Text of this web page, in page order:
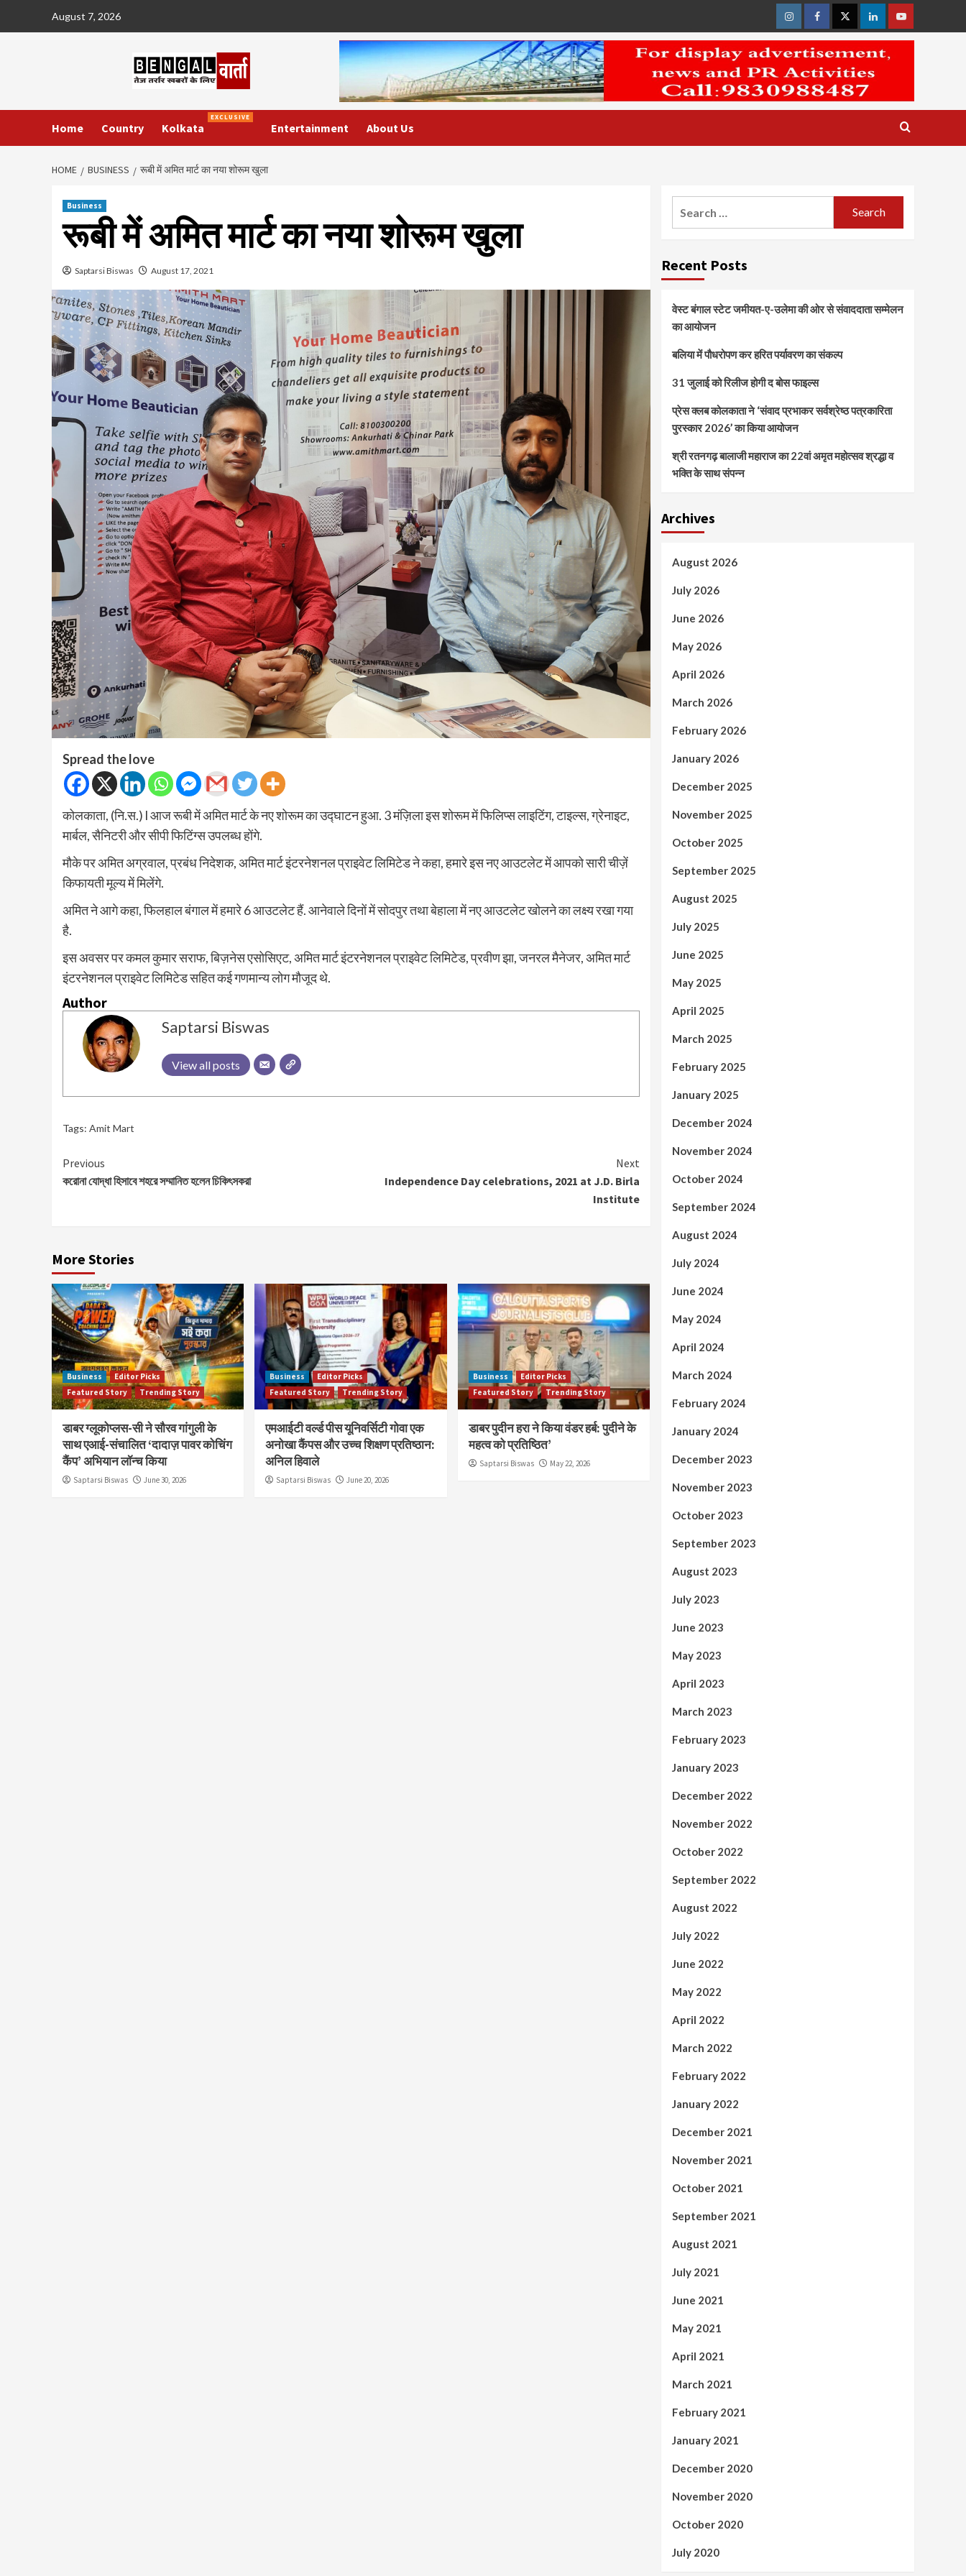
August 7, 2026
InstagramFacebookTwitterLinkedinYoutube
Home Country Kolkata
EXCLUSIVE
Entertainment About Us
HOME BUSINESS रूबी में अमित मार्ट का नया शोरूम खुला
Business
रूबी में अमित मार्ट का नया शोरूम खुला
Saptarsi Biswas August 17, 2021
Spread the love
कोलकाता, (नि.स.) l आज रूबी में अमित मार्ट के नए शोरूम का उद्घाटन हुआ. 3 मंज़िला इस शोरूम में फिलिप्स लाइटिंग, टाइल्स, ग्रेनाइट,
मार्बल, सैनिटरी और सीपी फिटिंग्स उपलब्ध होंगे.
मौके पर अमित अग्रवाल, प्रबंध निदेशक, अमित मार्ट इंटरनेशनल प्राइवेट लिमिटेड ने कहा, हमारे इस नए आउटलेट में आपको सारी चीज़ें
किफायती मूल्य में मिलेंगे.
अमित ने आगे कहा, फिलहाल बंगाल में हमारे 6 आउटलेट हैं. आनेवाले दिनों में सोदपुर तथा बेहाला में नए आउटलेट खोलने का लक्ष्य रखा गया
है.
इस अवसर पर कमल कुमार सराफ, बिज़नेस एसोसिएट, अमित मार्ट इंटरनेशनल प्राइवेट लिमिटेड, प्रवीण झा, जनरल मैनेजर, अमित मार्ट
इंटरनेशनल प्राइवेट लिमिटेड सहित कई गणमान्य लोग मौजूद थे.
Author
Saptarsi Biswas
View all posts
Tags: Amit Mart
Continue
Reading
Previous
করোনা যোদ্ধা হিসাবে শহরে সম্মানিত হলেন চিকিৎসকরা
Next
Independence Day celebrations, 2021 at J.D. Birla
Institute
More Stories
Business
Editor Picks
Featured Story
Trending Story
डाबर ग्लूकोप्लस-सी ने सौरव गांगुली के
साथ एआई-संचालित ‘दादाज़ पावर कोचिंग
कैंप’ अभियान लॉन्च किया
Saptarsi Biswas June 30, 2026
Business
Editor Picks
Featured Story
Trending Story
एमआईटी वर्ल्ड पीस यूनिवर्सिटी गोवा एक
अनोखा कैंपस और उच्च शिक्षण प्रतिष्ठान:
अनिल हिवाले
Saptarsi Biswas June 20, 2026
Business
Editor Picks
Featured Story
Trending Story
डाबर पुदीन हरा ने किया वंडर हर्ब: पुदीने के
महत्व को प्रतिष्ठित’
Saptarsi Biswas May 22, 2026
Recent Posts
वेस्ट बंगाल स्टेट जमीयत-ए-उलेमा की ओर से संवाददाता सम्मेलन
का आयोजन
बलिया में पौधरोपण कर हरित पर्यावरण का संकल्प
31 जुलाई को रिलीज होगी द बोस फाइल्स
प्रेस क्लब कोलकाता ने ‘संवाद प्रभाकर सर्वश्रेष्ठ पत्रकारिता
पुरस्कार 2026’ का किया आयोजन
श्री रतनगढ़ बालाजी महाराज का 22वां अमृत महोत्सव श्रद्धा व
भक्ति के साथ संपन्न
Archives
August 2026
July 2026
June 2026
May 2026
April 2026
March 2026
February 2026
January 2026
December 2025
November 2025
October 2025
September 2025
August 2025
July 2025
June 2025
May 2025
April 2025
March 2025
February 2025
January 2025
December 2024
November 2024
October 2024
September 2024
August 2024
July 2024
June 2024
May 2024
April 2024
March 2024
February 2024
January 2024
December 2023
November 2023
October 2023
September 2023
August 2023
July 2023
June 2023
May 2023
April 2023
March 2023
February 2023
January 2023
December 2022
November 2022
October 2022
September 2022
August 2022
July 2022
June 2022
May 2022
April 2022
March 2022
February 2022
January 2022
December 2021
November 2021
October 2021
September 2021
August 2021
July 2021
June 2021
May 2021
April 2021
March 2021
February 2021
January 2021
December 2020
November 2020
October 2020
July 2020